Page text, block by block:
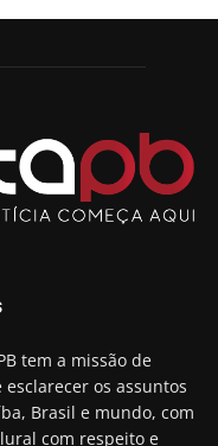
da Paraíba
agradece a Galdino,
Pimentel por sua
apoio do PP a Hugo
permitia bancos
crianças e
tem a missão de
os assuntos
Brasil e mundo, com
com respeito e